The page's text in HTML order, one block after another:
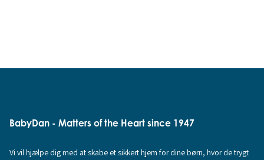
BabyDan - Matters of the Heart since 1947
Vi vil hjælpe dig med at skabe et sikkert hjem for dine børn, hvor de trygt